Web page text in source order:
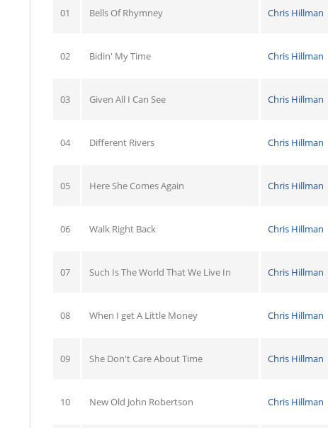
01 Bells Of Rhymney Chris Hillman
02 Bidin' My Time Chris Hillman
03 Given All I Can See Chris Hillman
04 Different Rivers Chris Hillman
05 Here She Comes Again Chris Hillman
06 Walk Right Back Chris Hillman
07 Such Is The World That We Live In Chris Hillman
08 When I get A Little Money Chris Hillman
09 She Don't Care About Time Chris Hillman
10 New Old John Robertson Chris Hillman